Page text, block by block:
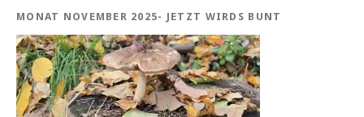
MONAT NOVEMBER 2025- JETZT WIRDS BUNT